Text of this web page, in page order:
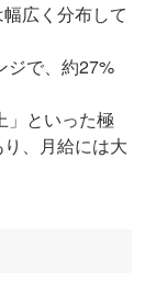
広く分布して
ジで、約27%
」といった極
、月給には大